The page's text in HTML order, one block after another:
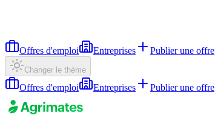
Offres d'emploi Entreprises Publier une offre
Changer le thème
Offres d'emploi Entreprises Publier une offre